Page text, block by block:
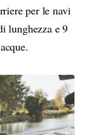
per le navi
lunghezza e 9